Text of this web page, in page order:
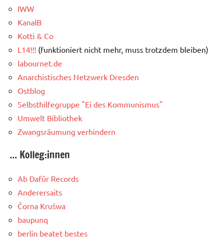
IWW
KanalB
Kotti & Co
L14!!! (funktioniert nicht mehr, muss trotzdem bleiben)
labournet.de
Anarchistisches Netzwerk Dresden
Ostblog
Selbsthilfegruppe "Ei des Kommunismus"
Umwelt Bibliothek
Zwangsräumung verhindern
... Kolleg:innen
Ab Dafür Records
Anderersaits
Čorna Krušwa
baupunq
berlin beatet bestes